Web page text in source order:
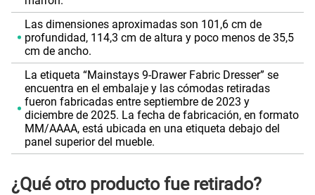
Las dimensiones aproximadas son 101,6 cm de
profundidad, 114,3 cm de altura y poco menos de 35,5
cm de ancho.
La etiqueta “Mainstays 9-Drawer Fabric Dresser” se
encuentra en el embalaje y las cómodas retiradas
fueron fabricadas entre septiembre de 2023 y
diciembre de 2025. La fecha de fabricación, en formato
MM/AAAA, está ubicada en una etiqueta debajo del
panel superior del mueble.
¿Qué otro producto fue retirado?